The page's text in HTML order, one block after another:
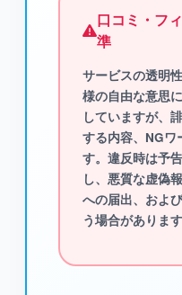
口コミ・フ
準
サービスの透明
様の自由な意思
していますが、
する内容、NGワ
す。違反時は予
し、悪質な虚偽
への届出、およ
う場合があります